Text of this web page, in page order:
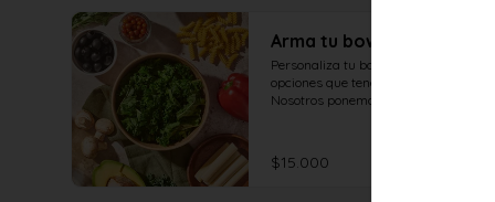
Arma tu bowl
Personaliza tu bowl con todas las
opciones que tenemos para ti.
Nosotros ponemos la calidad en
$15.000